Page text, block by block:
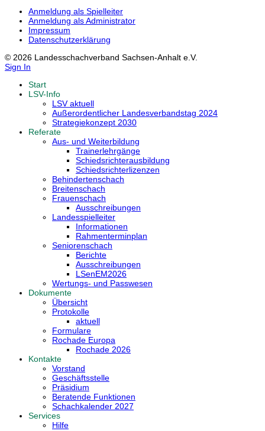
Anmeldung als Spielleiter
Anmeldung als Administrator
Impressum
Datenschutzerklärung
© 2026 Landesschachverband Sachsen-Anhalt e.V.
Sign In
Start
LSV-Info
LSV aktuell
Außerordentlicher Landesverbandstag 2024
Strategiekonzept 2030
Referate
Aus- und Weiterbildung
Trainerlehrgänge
Schiedsrichterausbildung
Schiedsrichterlizenzen
Behindertenschach
Breitenschach
Frauenschach
Ausschreibungen
Landesspielleiter
Informationen
Rahmenterminplan
Seniorenschach
Berichte
Ausschreibungen
LSenEM2026
Wertungs- und Passwesen
Dokumente
Übersicht
Protokolle
aktuell
Formulare
Rochade Europa
Rochade 2026
Kontakte
Vorstand
Geschäftsstelle
Präsidium
Beratende Funktionen
Schachkalender 2027
Services
Hilfe